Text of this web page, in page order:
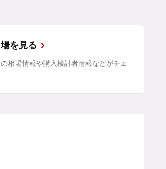
を見る
相場情報や購入検討者情報などがチェ